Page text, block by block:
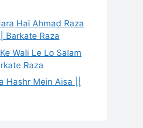
Hai Ahmad Raza
Barkate Raza
Wali Le Lo Salam
Raza
Hashr Mein Aisa ||